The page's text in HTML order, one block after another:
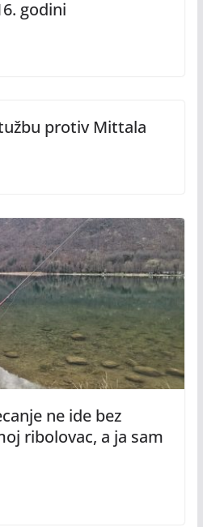
godini
protiv Mittala
ne ide bez
ribolovac, a ja sam